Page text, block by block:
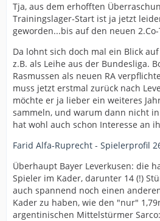
Tja, aus dem erhofften
Trainingslager-Start ist ja jetzt
geworden...bis auf den neuen
Da lohnt sich doch mal ein Blick
z.B. als Leihe aus der Bundesliga.
Rasmussen als neuen RA
muss jetzt erstmal zurück nach
möchte er ja lieber ein weiteres
sammeln, und warum dann nicht
hat wohl auch schon Interesse an
Farid Alfa-Ruprecht - Spielerprofil
Überhaupt Bayer Leverkusen: die
Spieler im Kader, darunter 14 (!)
auch spannend noch einen
Kader zu haben, wie den "nur"
argentinischen Mittelstürmer Sarco: